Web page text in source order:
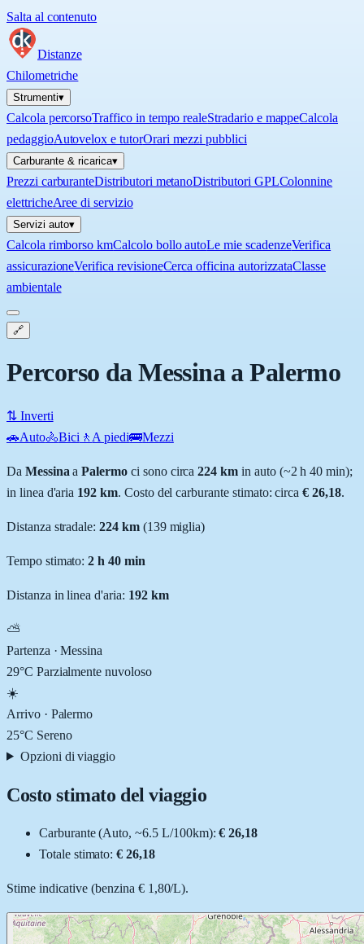
Salta al contenuto
Distanze
Chilometriche
Strumenti▾
Calcola percorsoTraffico in tempo realeStradario e mappeCalcola
pedaggioAutovelox e tutorOrari mezzi pubblici
Carburante & ricarica▾
Prezzi carburanteDistributori metanoDistributori GPLColonnine
elettricheAree di servizio
Servizi auto▾
Calcola rimborso kmCalcolo bollo autoLe mie scadenzeVerifica
assicurazioneVerifica revisioneCerca officina autorizzataClasse
ambientale
🔗
Percorso da Messina a Palermo
⇅ Inverti
🚗Auto🚴Bici 🚶 A piedi🚌Mezzi
Da Messina aPalermo ci sono circa 224 km in auto (~2 h 40 min);
in linea d'aria 192 km. Costo del carburante stimato: circa € 26,18.
Distanza stradale:224km (139miglia)
Tempo stimato:2 h 40 min
Distanza in linea d'aria: 192km
⛅
Partenza ·Messina
29°C Parzialmente nuvoloso
☀️
Arrivo · Palermo
25°C Sereno
Opzioni di viaggio
Costo stimato del viaggio
Carburante (Auto, ~6.5 L/100km): € 26,18
Totale stimato:€ 26,18
Stime indicative (benzina € 1,80/L).